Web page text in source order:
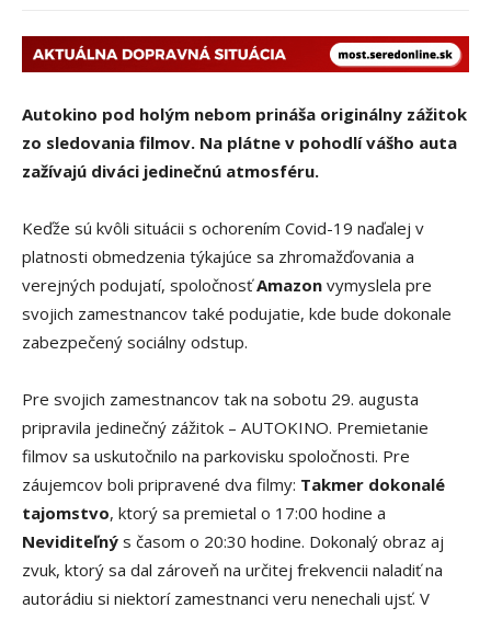
Autokino pod holým nebom prináša originálny zážitok
zo sledovania filmov. Na plátne v pohodlí vášho auta
zažívajú diváci jedinečnú atmosféru.
Keďže sú kvôli situácii s ochorením Covid-19 naďalej v
platnosti obmedzenia týkajúce sa zhromažďovania a
verejných podujatí, spoločnosťAmazon vymyslela pre
svojich zamestnancov také podujatie, kde bude dokonale
zabezpečený sociálny odstup.
Pre svojich zamestnancov tak na sobotu 29. augusta
pripravila jedinečný zážitok – AUTOKINO. Premietanie
filmov sa uskutočnilo na parkovisku spoločnosti. Pre
záujemcov boli pripravené dva filmy: Takmer dokonalé
tajomstvo, ktorý sa premietal o 17:00 hodine a
Neviditeľný s časom o 20:30 hodine. Dokonalý obraz aj
zvuk, ktorý sa dal zároveň na určitej frekvencii naladiť na
autorádiu si niektorí zamestnanci veru nenechali ujsť. V